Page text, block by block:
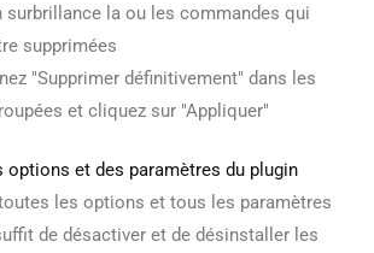
surbrillance la ou les commandes qui
supprimées
"Supprimer définitivement" dans les
et cliquez sur "Appliquer"
options et des paramètres du plugin
les options et tous les paramètres
de désactiver et de désinstaller les